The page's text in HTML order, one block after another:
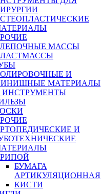
МАССЫ
И
МАТЕРИАЛЫ
ИНСТРУМЕНТЫ
И
БУМАГА
АРТИКУЛЯЦИОННАЯ
КИСТИ